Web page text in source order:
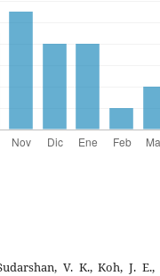
V. K., Koh, J.